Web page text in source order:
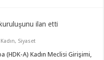
ilan etti
Kadın, Siyaset
(HDK-A) Kadın Meclisi Girişimi,